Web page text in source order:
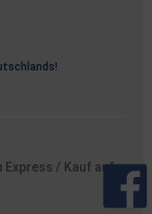
Express / Kauf auf